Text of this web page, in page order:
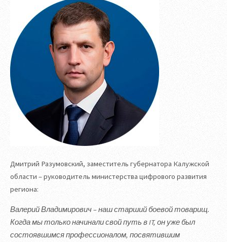
Дмитрий Разумовский, заместитель губернатора Калужской
области – руководитель министерства цифрового развития
региона:
Валерий Владимирович – наш старший боевой товарищ.
Когда мы только начинали свой путь в IT, он уже был
состоявшимся профессионалом, посвятившим